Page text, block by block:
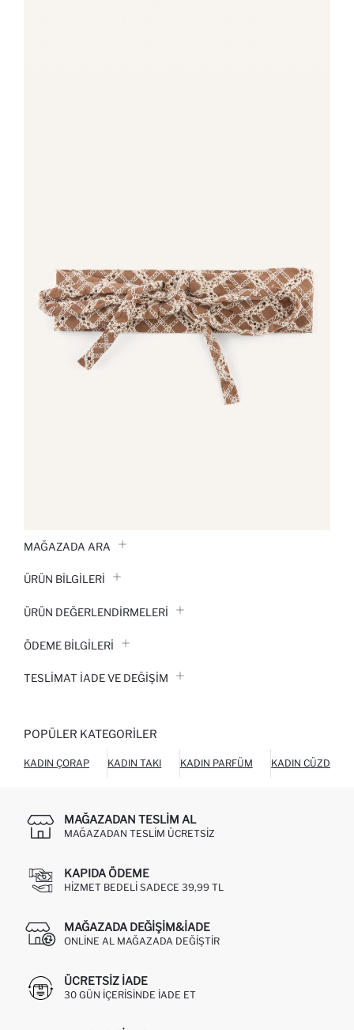
MAĞAZADA ARA
ÜRÜN BILGILERI
ÜRÜN DEĞERLENDİRMELERİ
ÖDEME BİLGİLERİ
TESLIMAT İADE VE DEĞIŞIM
POPÜLER KATEGORILER
KADIN ÇORAP KADIN TAKI KADIN PARFÜM KADIN CÜZDAN
MAĞAZADAN TESLIM AL
MAĞAZADAN TESLIM ÜCRETSIZ
KAPIDA ÖDEME
HIZMET BEDELI SADECE 39,99 TL
MAĞAZADA DEĞIŞIM&İADE
ONLINE AL MAĞAZADA DEĞIŞTIR
ÜCRETSIZ IADE
30 GÜN IÇERISINDE IADE ET